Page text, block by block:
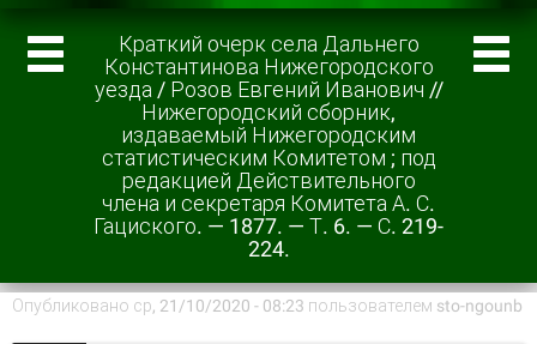
Краткий очерк села Дальнего
Константинова Нижегородского
уезда / Розов Евгений Иванович //
Нижегородский сборник,
издаваемый Нижегородским
статистическим Комитетом ; под
редакцией Действительного
члена и секретаря Комитета А. С.
Гациского. — 1877. — Т. 6. — С. 219-
224.
Опубликовано ср, 21/10/2020 - 08:23 пользователем sto-ngounb